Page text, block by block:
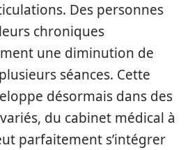
Des personnes
chroniques
une diminution de
séances. Cette
désormais dans des
du cabinet médical à
parfaitement s’intégrer